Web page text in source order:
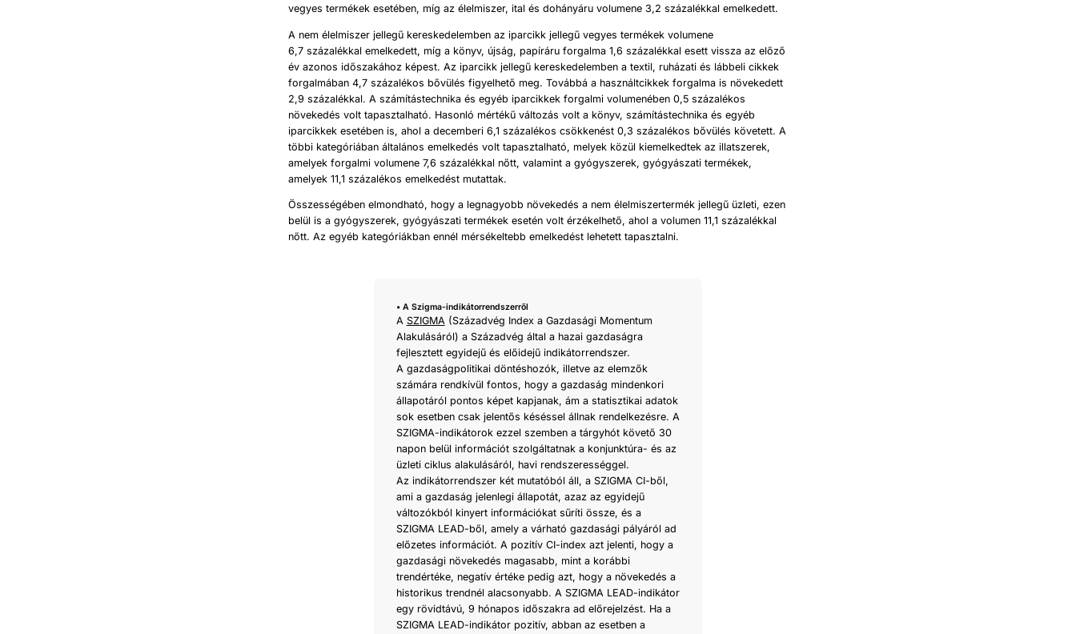
vegyes termékek esetében, míg az élelmiszer, ital és dohányáru volumene 3,2 százalékkal emelkedett.
A nem élelmiszer jellegű kereskedelemben az iparcikk jellegű vegyes termékek volumene
6,7 százalékkal emelkedett, míg a könyv, újság, papíráru forgalma 1,6 százalékkal esett vissza az előző
év azonos időszakához képest. Az iparcikk jellegű kereskedelemben a textil, ruházati és lábbeli cikkek
forgalmában 4,7 százalékos bővülés figyelhető meg. Továbbá a használtcikkek forgalma is növekedett
2,9 százalékkal. A számítástechnika és egyéb iparcikkek forgalmi volumenében 0,5 százalékos
növekedés volt tapasztalható. Hasonló mértékű változás volt a könyv, számítástechnika és egyéb
iparcikkek esetében is, ahol a decemberi 6,1 százalékos csökkenést 0,3 százalékos bővülés követett. A
többi kategóriában általános emelkedés volt tapasztalható, melyek közül kiemelkedtek az illatszerek,
amelyek forgalmi volumene 7,6 százalékkal nőtt, valamint a gyógyszerek, gyógyászati termékek,
amelyek 11,1 százalékos emelkedést mutattak.
Összességében elmondható, hogy a legnagyobb növekedés a nem élelmiszertermék jellegű üzleti, ezen
belül is a gyógyszerek, gyógyászati termékek esetén volt érzékelhető, ahol a volumen 11,1 százalékkal
nőtt. Az egyéb kategóriákban ennél mérsékeltebb emelkedést lehetett tapasztalni.
• A Szigma-indikátorrendszerről
A SZIGMA(Századvég Index a Gazdasági Momentum
Alakulásáról) a Századvég által a hazai gazdaságra
fejlesztett egyidejű és előidejű indikátorrendszer.
A gazdaságpolitikai döntéshozók, illetve az elemzők
számára rendkívül fontos, hogy a gazdaság mindenkori
állapotáról pontos képet kapjanak, ám a statisztikai adatok
sok esetben csak jelentős késéssel állnak rendelkezésre. A
SZIGMA-indikátorok ezzel szemben a tárgyhót követő 30
napon belül információt szolgáltatnak a konjunktúra- és az
üzleti ciklus alakulásáról, havi rendszerességgel.
Az indikátorrendszer két mutatóból áll, a SZIGMA CI-ből,
ami a gazdaság jelenlegi állapotát, azaz az egyidejű
változókból kinyert információkat sűríti össze, és a
SZIGMA LEAD-ből, amely a várható gazdasági pályáról ad
előzetes információt. A pozitív CI-index azt jelenti, hogy a
gazdasági növekedés magasabb, mint a korábbi
trendértéke, negatív értéke pedig azt, hogy a növekedés a
historikus trendnél alacsonyabb. A SZIGMA LEAD-indikátor
egy rövidtávú, 9 hónapos időszakra ad előrejelzést. Ha a
SZIGMA LEAD-indikátor pozitív, abban az esetben a